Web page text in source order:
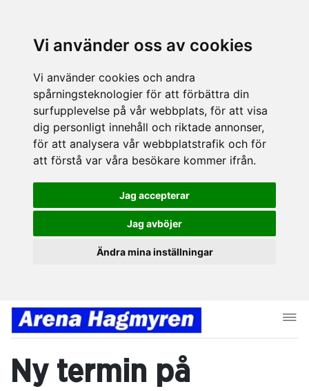
Vi använder oss av cookies
Vi använder cookies och andra
spårningsteknologier för att förbättra din
surfupplevelse på vår webbplats, för att visa
dig personligt innehåll och riktade annonser,
för att analysera vår webbplatstrafik och för
att förstå var våra besökare kommer ifrån.
Jag accepterar
Jag avböjer
Ändra mina inställningar
Ny termin på